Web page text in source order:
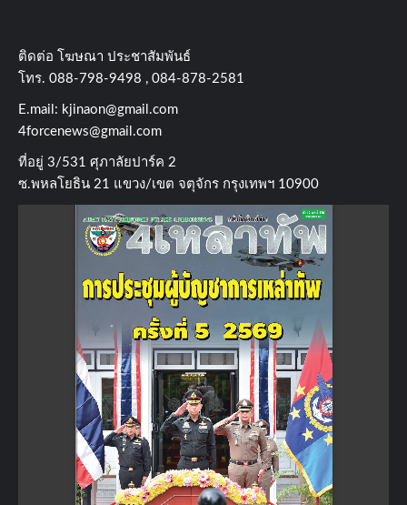
ติดต่อ​ โฆษณา​ ประชาสัมพันธ์
โทร​. 088-798-9498 , 084-878-2581
E.mail: kjinaon@gmail.com
4forcenews@gmail.com
ที่อยู่​ 3/531​ ศุภาลัยปาร์ค​ 2
ซ.พหลโยธิน​ 21​ แขวง/เขต​ จตุจักร​ กรุงเทพฯ 10900